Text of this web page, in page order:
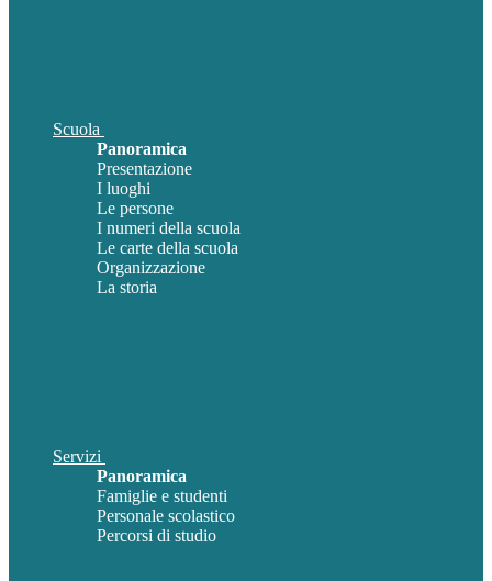
Scuola
Panoramica
Presentazione
I luoghi
Le persone
I numeri della scuola
Le carte della scuola
Organizzazione
La storia
Servizi
Panoramica
Famiglie e studenti
Personale scolastico
Percorsi di studio